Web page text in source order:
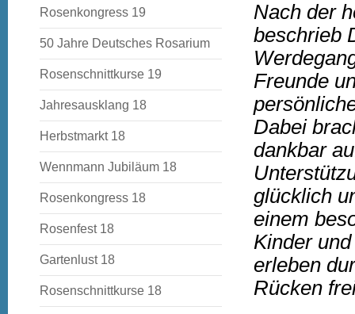
Rosenkongress 19
50 Jahre Deutsches Rosarium
Rosenschnittkurse 19
Jahresausklang 18
Herbstmarkt 18
Wennmann Jubiläum 18
Rosenkongress 18
Rosenfest 18
Gartenlust 18
Rosenschnittkurse 18
Nach der
beschrieb
Freunde
Dabei
dankbar
glücklich
einem
Kinder
erleben
Rücken